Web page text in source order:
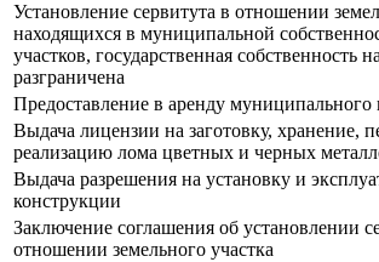
Установление сервитута в отношении
находящихся в муниципальной
участков, государственная собственность
разграничена
Предоставление в аренду муниципального
Выдача лицензии на заготовку, хранение,
реализацию лома цветных и черных
Выдача разрешения на установку и
конструкции
Заключение соглашения об установлении
отношении земельного участка